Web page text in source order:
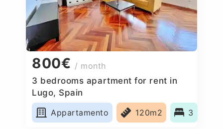
800€ / month
3 bedrooms apartment for rent in
Lugo, Spain
Appartamento
120m2 3